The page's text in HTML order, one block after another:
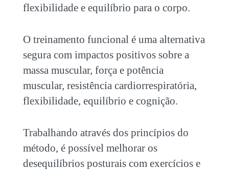
flexibilidade e equilíbrio para o corpo.
O treinamento funcional é uma alternativa
segura com impactos positivos sobre a
massa muscular, força e potência
muscular, resistência cardiorrespiratória,
flexibilidade, equilíbrio e cognição.
Trabalhando através dos princípios do
método, é possível melhorar os
desequilíbrios posturaiscom exercícios e